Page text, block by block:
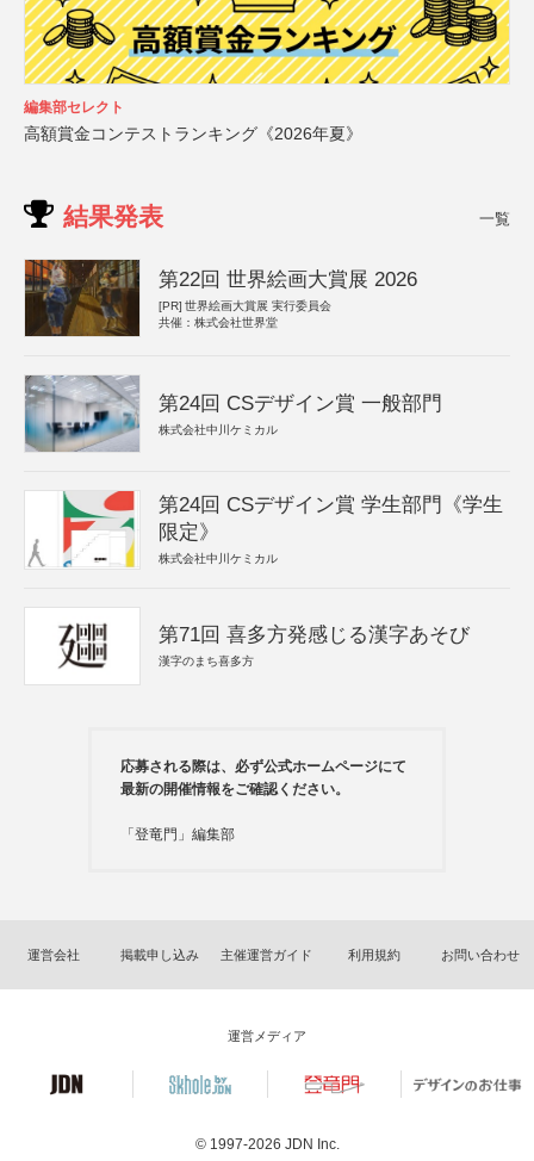
編集部セレクト
高額賞金コンテストランキング《2026年夏》
結果発表 一覧
第22回 世界絵画大賞展 2026
[PR] 世界絵画大賞展 実行委員会
共催：株式会社世界堂
第24回 CSデザイン賞 一般部門
株式会社中川ケミカル
第24回 CSデザイン賞 学生部門《学生
限定》
株式会社中川ケミカル
第71回 喜多方発感じる漢字あそび
漢字のまち喜多方
応募される際は、必ず公式ホームページにて
最新の開催情報をご確認ください。
「登竜門」編集部
運営会社 掲載申し込み 主催運営ガイド 利用規約 お問い合わせ
運営メディア
© 1997-2026 JDN Inc.